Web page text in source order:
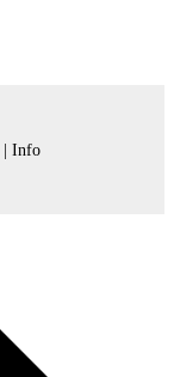
Info